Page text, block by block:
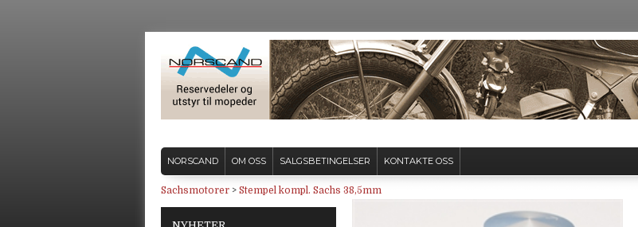
NORSCAND OM OSS SALGSBETINGELSER KONTAKTE OSS
Sachsmotorer > Stempel kompl. Sachs 38,5mm